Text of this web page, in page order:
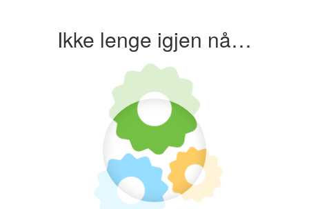
Ikke lenge igjen nå…